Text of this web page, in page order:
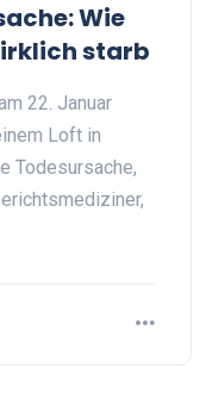
Wie
starb
22. Januar
Loft in
Todesursache,